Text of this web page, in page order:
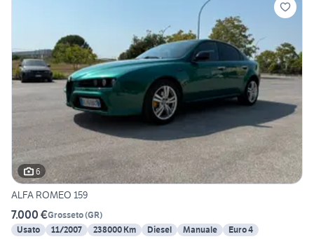
6
ALFA ROMEO 159
7.000 €Grosseto(GR)
Usato
11/2007 238000 Km Diesel Manuale Euro 4